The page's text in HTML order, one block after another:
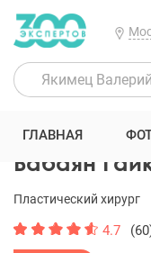
300 Экспертов
Бабаян
Пластический хирург
4.7
ГЛАВНАЯ